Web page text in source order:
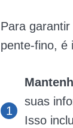
Para
pente-fino, é
suas
Isso